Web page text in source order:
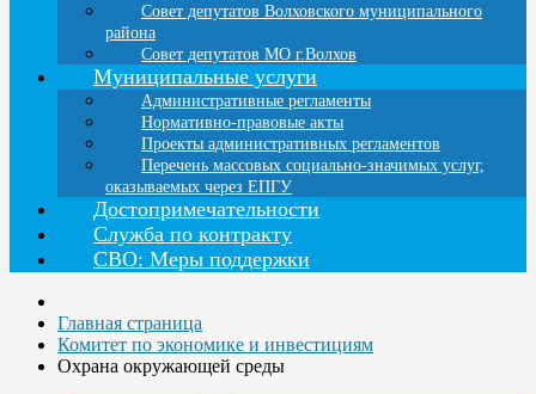
Совет депутатов Волховского муниципального
района
Совет депутатов МО г.Волхов
Муниципальные услуги
Административные регламенты
Нормативно-правовые акты
Проекты административных регламентов
Перечень массовых социально-значимых услуг,
оказываемых через ЕПГУ
Достопримечательности
Служба по контракту
СВО: Меры поддержки
Главная страница
Комитет по экономике и инвестициям
Охрана окружающей среды